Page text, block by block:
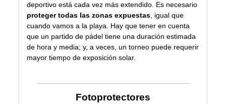
deportivo está cada vez más extendido. Es necesario
proteger todas las zonas expuestas , igual que
cuando vamos a la playa. Hay que tener en cuenta
que un partido de pádel tiene una duración estimada
de hora y media; y, a veces, un torneo puede requerir
mayor tiempo de exposición solar.
Fotoprotectores